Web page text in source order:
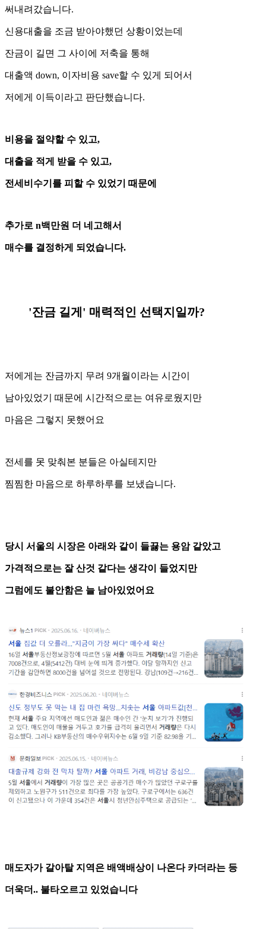
써내려갔습니다.
신용대출을 조금 받아야했던 상황이었는데
잔금이 길면 그 사이에 저축을 통해
대출액 down, 이자비용 save할 수 있게 되어서
저에게 이득이라고 판단했습니다.
비용을 절약할 수 있고,
대출을 적게 받을 수 있고,
전세비수기를 피할 수 있었기 때문에
추가로 n백만원 더 네고해서
매수를 결정하게 되었습니다.
'잔금 길게' 매력적인 선택지일까?
저에게는 잔금까지 무려 9개월이라는 시간이
남아있었기 때문에 시간적으로는 여유로웠지만
마음은 그렇지 못했어요
전세를 못 맞춰본 분들은 아실테지만
찜찜한 마음으로 하루하루를 보냈습니다.
당시 서울의 시장은 아래와 같이 들끓는 용암 같았고
가격적으로는 잘 산것 같다는 생각이 들었지만
그럼에도 불안함은 늘 남아있었어요
매도자가 갈아탈 지역은 배액배상이 나온다 카더라는 등
더욱더.. 불타오르고 있었습니다